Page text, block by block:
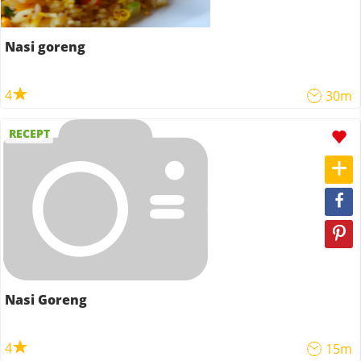
Nasi goreng
4 30m
RECEPT
Nasi Goreng
4 15m